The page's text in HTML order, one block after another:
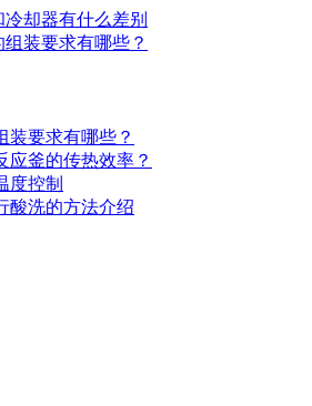
却器有什么差别
装要求有哪些？
装要求有哪些？
应釜的传热效率？
度控制
酸洗的方法介绍